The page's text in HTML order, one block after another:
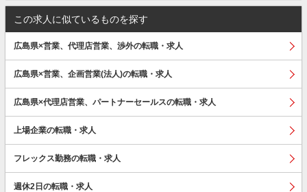
この求人に似ているものを探す
広島県×営業、代理店営業、渉外の転職・求人
広島県×営業、企画営業(法人)の転職・求人
広島県×代理店営業、パートナーセールスの転職・求人
上場企業の転職・求人
フレックス勤務の転職・求人
週休2日の転職・求人